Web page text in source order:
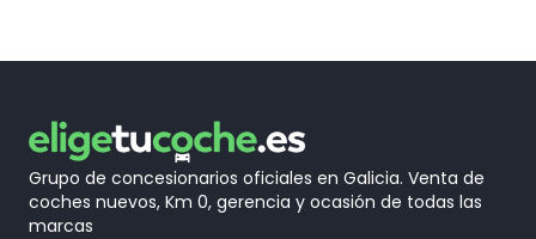
Grupo de concesionarios oficiales en Galicia. Venta de
coches nuevos, Km 0, gerencia y ocasión de todas las
marcas